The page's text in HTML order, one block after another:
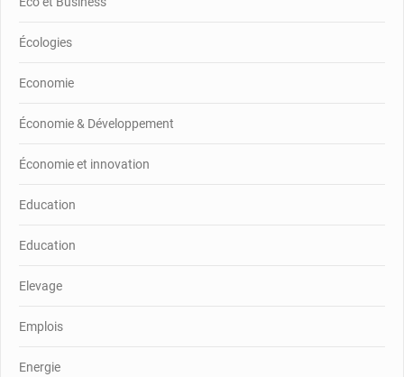
Écologies
Economie
Économie & Développement
Économie et innovation
Education
Education
Elevage
Emplois
Energie